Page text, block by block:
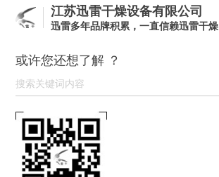
江苏迅雷干燥设备有限公司
迅雷多年品牌积累，一直信赖迅雷干燥
或许您还想了解 ？